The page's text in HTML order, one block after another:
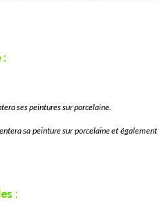
:
ses peintures sur porcelaine.
sa peinture sur porcelaine et également
: